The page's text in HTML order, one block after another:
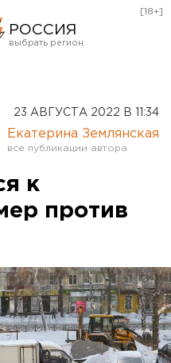
РОССИЯ
Оренбург
[18+]
23 АВГУСТА 2022 В 11:34
Екатерина Землянская
к
против